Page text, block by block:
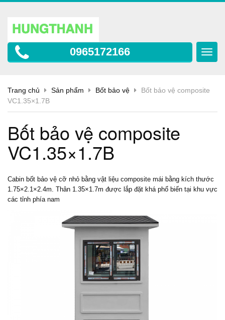
0965172166
Trang chủ Sản phẩm Bốt bảo vệ
Bốt bảo vệ composite
VC1.35×1.7B
Bốt bảo vệ composite
VC1.35×1.7B
Cabin bốt bảo vệ cỡ nhỏ bằng vật liệu composite mái bằng kích thước
1.75×2.1×2.4m. Thân 1.35×1.7m được lắp đặt khá phổ biến tại khu vực
các tỉnh phía nam